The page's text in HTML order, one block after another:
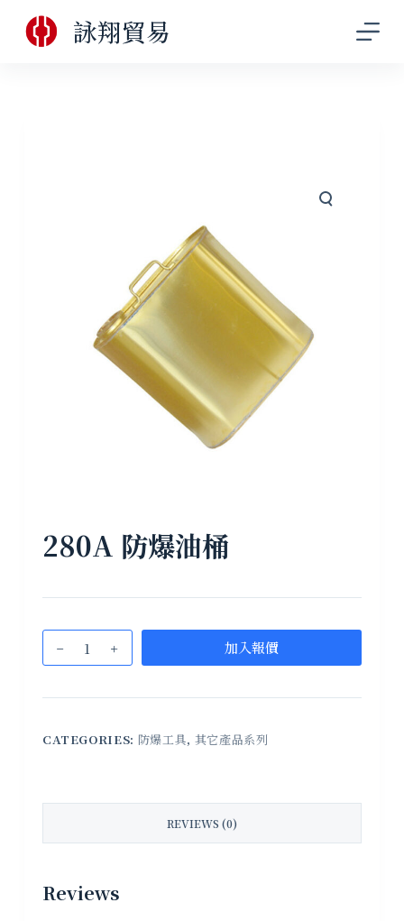
跳
至
詠翔貿易
280A 防爆油桶
加入報價
CATEGORIES: 防爆工具, 其它產品系列
REVIEWS (0)
Reviews